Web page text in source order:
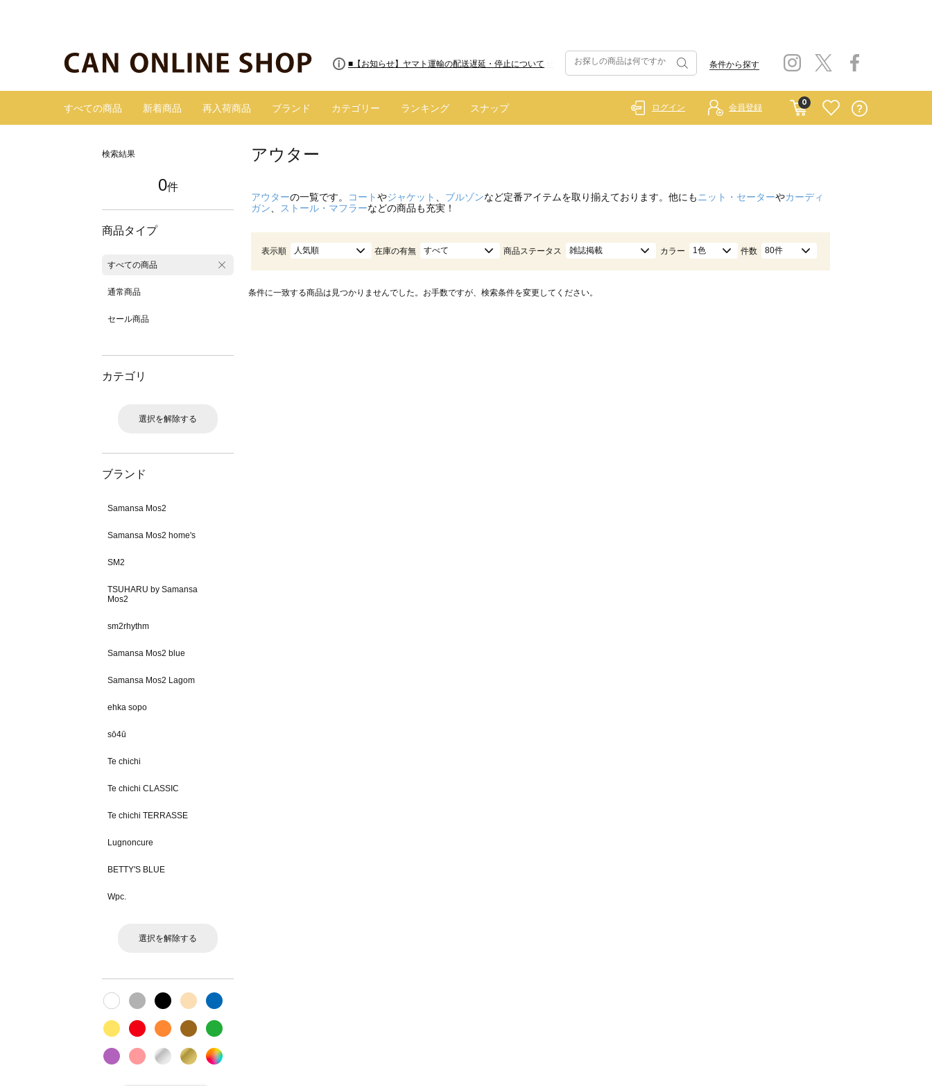
■8/13(木)AM2:00～サイトメンテナンス実施のお知らせ
■【お知らせ】ヤマト運輸の配送遅延・停止について 条件から探す
すべての商品 新着商品 再入荷商品 ブランド カテゴリー ランキング スナップ
0
ログイン 会員登録
検索結果
0件
商品タイプ
すべての商品
通常商品
セール商品
カテゴリ
選択を解除する
ブランド
Samansa Mos2
Samansa Mos2 home's
SM2
TSUHARU by Samansa
Mos2
sm2rhythm
Samansa Mos2 blue
Samansa Mos2 Lagom
ehka sopo
sō4ū
Te chichi
Te chichi CLASSIC
Te chichi TERRASSE
Lugnoncure
BETTY'S BLUE
Wpc.
選択を解除する
アウター
アウターの一覧です。 コートやジャケット ブルゾンなど定番アイテムを取り揃えております。他にも ニット・セーターやカーディ
ガン
ストール・マフラーなどの商品も充実！
表示順 人気順 在庫の有無 すべて 商品ステータス 雑誌掲載 カラー 1色 件数 80件
条件に一致する商品は見つかりませんでした。お手数ですが、検索条件を変更してください。